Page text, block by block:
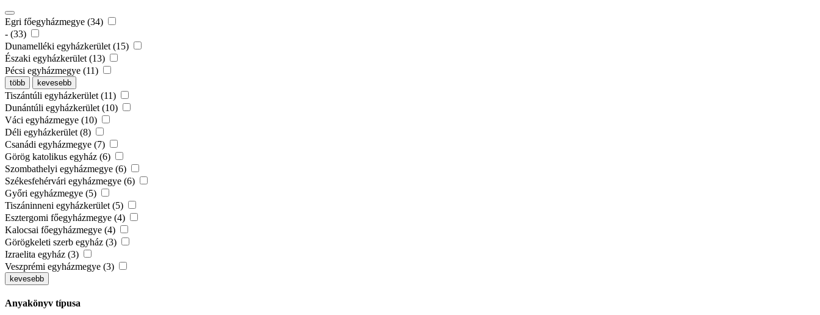
Egri főegyházmegye (34)
- (33)
Dunamelléki egyházkerület (15)
Északi egyházkerület (13)
Pécsi egyházmegye (11)
több kevesebb
Tiszántúli egyházkerület (11)
Dunántúli egyházkerület (10)
Váci egyházmegye (10)
Déli egyházkerület (8)
Csanádi egyházmegye (7)
Görög katolikus egyház (6)
Szombathelyi egyházmegye (6)
Székesfehérvári egyházmegye (6)
Győri egyházmegye (5)
Tiszáninneni egyházkerület (5)
Esztergomi főegyházmegye (4)
Kalocsai főegyházmegye (4)
Görögkeleti szerb egyház (3)
Izraelita egyház (3)
Veszprémi egyházmegye (3)
kevesebb
Anyakönyv típusa